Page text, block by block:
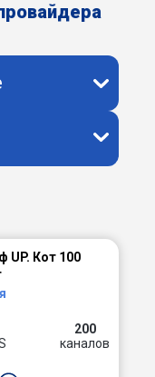
UP. Кот 100
200
каналов